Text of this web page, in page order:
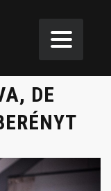
DE